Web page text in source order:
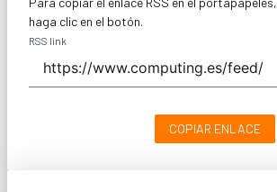
haga clic en el botón.
RSS link
COPIAR ENLACE